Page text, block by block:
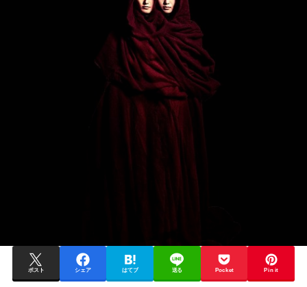
ポスト シェア はてブ 送る Pocket Pin it